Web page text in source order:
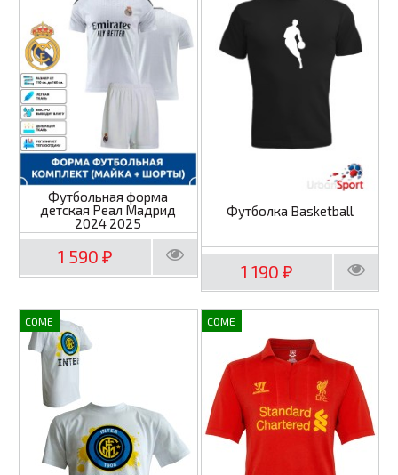
Футбольная форма
детская Реал Мадрид
2024 2025
1 590 ₽
Футболка Basketball
1 190 ₽
COME COME